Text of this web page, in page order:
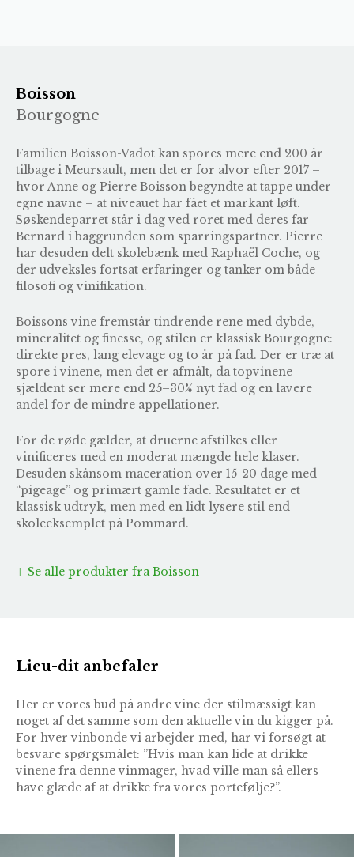
Boisson
Bourgogne
Familien Boisson-Vadot kan spores mere end 200 år
tilbage i Meursault, men det er for alvor efter 2017 –
hvor Anne og Pierre Boisson begyndte at tappe under
egne navne – at niveauet har fået et markant løft.
Søskendeparret står i dag ved roret med deres far
Bernard i baggrunden som sparringspartner. Pierre
har desuden delt skolebænk med Raphaël Coche, og
der udveksles fortsat erfaringer og tanker om både
filosofi og vinifikation.
Boissons vine fremstår tindrende rene med dybde,
mineralitet og finesse, og stilen er klassisk Bourgogne:
direkte pres, lang elevage og to år på fad. Der er træ at
spore i vinene, men det er afmålt, da topvinene
sjældent ser mere end 25–30% nyt fad og en lavere
andel for de mindre appellationer.
For de røde gælder, at druerne afstilkes eller
vinificeres med en moderat mængde hele klaser.
Desuden skånsom maceration over 15-20 dage med
“pigeage” og primært gamle fade. Resultatet er et
klassisk udtryk, men med en lidt lysere stil end
skoleeksemplet på Pommard.
Se alle produkter fra Boisson
Lieu-dit anbefaler
Her er vores bud på andre vine der stilmæssigt kan
noget af det samme som den aktuelle vin du kigger på.
For hver vinbonde vi arbejder med, har vi forsøgt at
besvare spørgsmålet: ”Hvis man kan lide at drikke
vinene fra denne vinmager, hvad ville man så ellers
have glæde af at drikke fra vores portefølje?”.